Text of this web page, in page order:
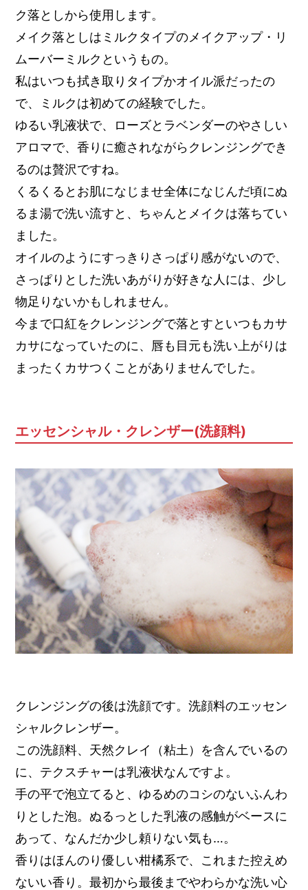
ク落としから使用します。
メイク落としはミルクタイプのメイクアップ・リ
ムーバーミルクというもの。
私はいつも拭き取りタイプかオイル派だったの
で、ミルクは初めての経験でした。
ゆるい乳液状で、ローズとラベンダーのやさしい
アロマで、香りに癒されながらクレンジングでき
るのは贅沢ですね。
くるくるとお肌になじませ全体になじんだ頃にぬ
るま湯で洗い流すと、ちゃんとメイクは落ちてい
ました。
オイルのようにすっきりさっぱり感がないので、
さっぱりとした洗いあがりが好きな人には、少し
物足りないかもしれません。
今まで口紅をクレンジングで落とすといつもカサ
カサになっていたのに、唇も目元も洗い上がりは
まったくカサつくことがありませんでした。
エッセンシャル・クレンザー(洗顔料)
クレンジングの後は洗顔です。洗顔料のエッセン
シャルクレンザー。
この洗顔料、天然クレイ（粘土）を含んでいるの
に、テクスチャーは乳液状なんですよ。
手の平で泡立てると、ゆるめのコシのないふんわ
りとした泡。ぬるっとした乳液の感触がベースに
あって、なんだか少し頼りない気も…。
香りはほんのり優しい柑橘系で、これまた控えめ
ないい香り。最初から最後までやわらかな洗い心